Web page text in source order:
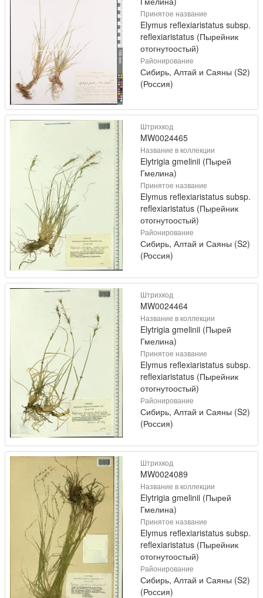
Принятое название
Elymus reflexiaristatus subsp.
reflexiaristatus (Пырейник
отогнутоостый)
Районирование
Сибирь, Алтай и Саяны (S2)
(Россия)
Штрихкод
MW0024465
Название в коллекции
Elytrigia gmelinii (Пырей
Гмелина)
Принятое название
Elymus reflexiaristatus subsp.
reflexiaristatus (Пырейник
отогнутоостый)
Районирование
Сибирь, Алтай и Саяны (S2)
(Россия)
Штрихкод
MW0024464
Название в коллекции
Elytrigia gmelinii (Пырей
Гмелина)
Принятое название
Elymus reflexiaristatus subsp.
reflexiaristatus (Пырейник
отогнутоостый)
Районирование
Сибирь, Алтай и Саяны (S2)
(Россия)
Штрихкод
MW0024089
Название в коллекции
Elytrigia gmelinii (Пырей
Гмелина)
Принятое название
Elymus reflexiaristatus subsp.
reflexiaristatus (Пырейник
отогнутоостый)
Районирование
Сибирь, Алтай и Саяны (S2)
(Россия)